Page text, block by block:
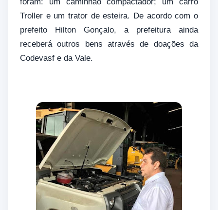
Troller e um trator de esteira. De acordo com o
prefeito Hilton Gonçalo, a prefeitura ainda
receberá outros bens através de doações da
Codevasf e da Vale.